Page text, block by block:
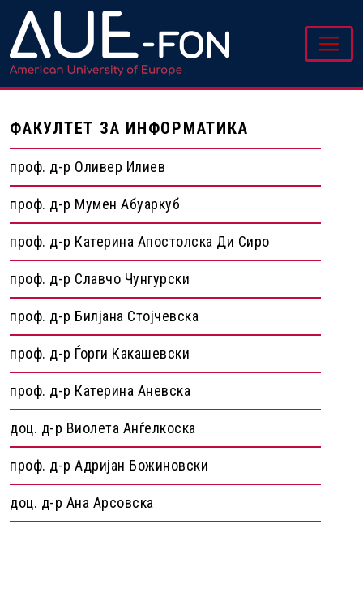
ФАКУЛТЕТ ЗА ИНФОРМАТИКА
проф. д-р Оливер Илиев
проф. д-р Мумен Абуаркуб
проф. д-р Катерина Апостолска Ди Сиро
проф. д-р Славчо Чунгурски
проф. д-р Билјана Стојчевска
проф. д-р Ѓорги Какашевски
проф. д-р Катерина Аневска
доц. д-р Виолета Анѓелкоска
проф. д-р Адријан Божиновски
доц. д-р Ана Арсовска